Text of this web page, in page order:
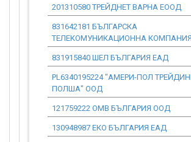
201310580 ТРЕЙДНЕТ ВАРНА ЕООД
831642181 БЪЛГАРСКА
ТЕЛЕКОМУНИКАЦИОННА
831915840 ШЕЛ БЪЛГАРИЯ ЕАД
PL6340195224 "АМЕРИ-ПОЛ
ПОЛША" ООД
121759222 ОМВ БЪЛГАРИЯ ООД
130948987 ЕКО БЪЛГАРИЯ ЕАД